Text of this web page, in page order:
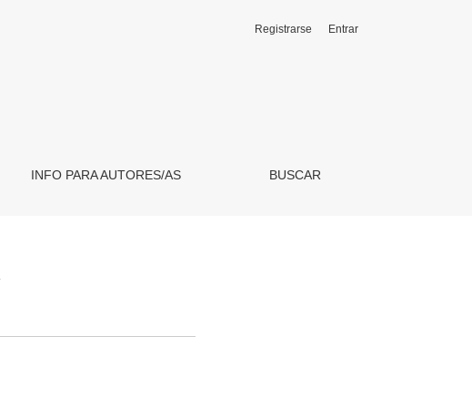
INFO PARA AUTORES/AS BUSCAR
Registrarse Entrar